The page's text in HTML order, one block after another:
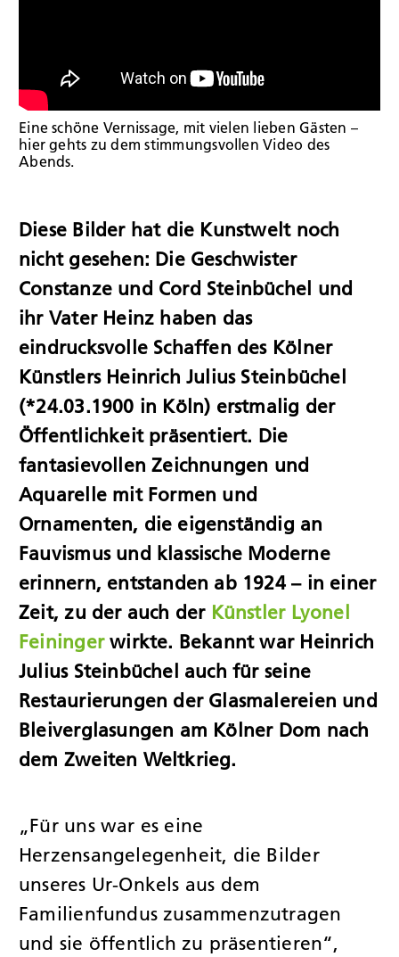
Eine schöne Vernissage, mit vielen lieben Gästen –
hier gehts zu dem stimmungsvollen Video des
Abends.
Diese Bilder hat die Kunstwelt noch
nicht gesehen: Die Geschwister
Constanze und Cord Steinbüchel und
ihr Vater Heinz haben das
eindrucksvolle Schaffen des Kölner
Künstlers Heinrich Julius Steinbüchel
(*24.03.1900 in Köln) erstmalig der
Öffentlichkeit präsentiert. Die
fantasievollen Zeichnungen und
Aquarelle mit Formen und
Ornamenten, die eigenständig an
Fauvismus und klassische Moderne
erinnern, entstanden ab 1924 – in einer
Zeit, zu der auch der Künstler Lyonel
Feiningerwirkte. Bekannt war Heinrich
Julius Steinbüchel auch für seine
Restaurierungen der Glasmalereien und
Bleiverglasungen am Kölner Dom nach
dem Zweiten Weltkrieg.
„Für uns war es eine
Herzensangelegenheit, die Bilder
unseres Ur-Onkels aus dem
Familienfundus zusammenzutragen
und sie öffentlich zu präsentieren“,